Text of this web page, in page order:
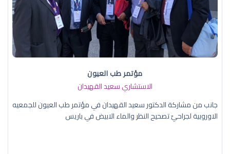
مؤتمر طب العيون
الاستشاري سعيد القهيدان
جانب من مشاركة الدكتور سعيد القهيدان في مؤتمر طب العيون للجمعيه
الاوروبية لجراحيّ تصحيح النظر والماء الابيض في باريس